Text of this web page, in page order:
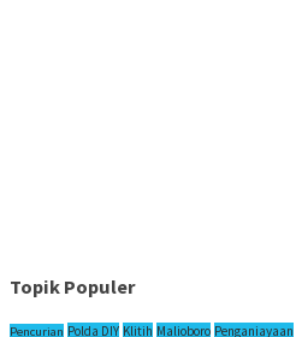
Topik Populer
Pencurian Polda DIY Klitih Malioboro Penganiayaan